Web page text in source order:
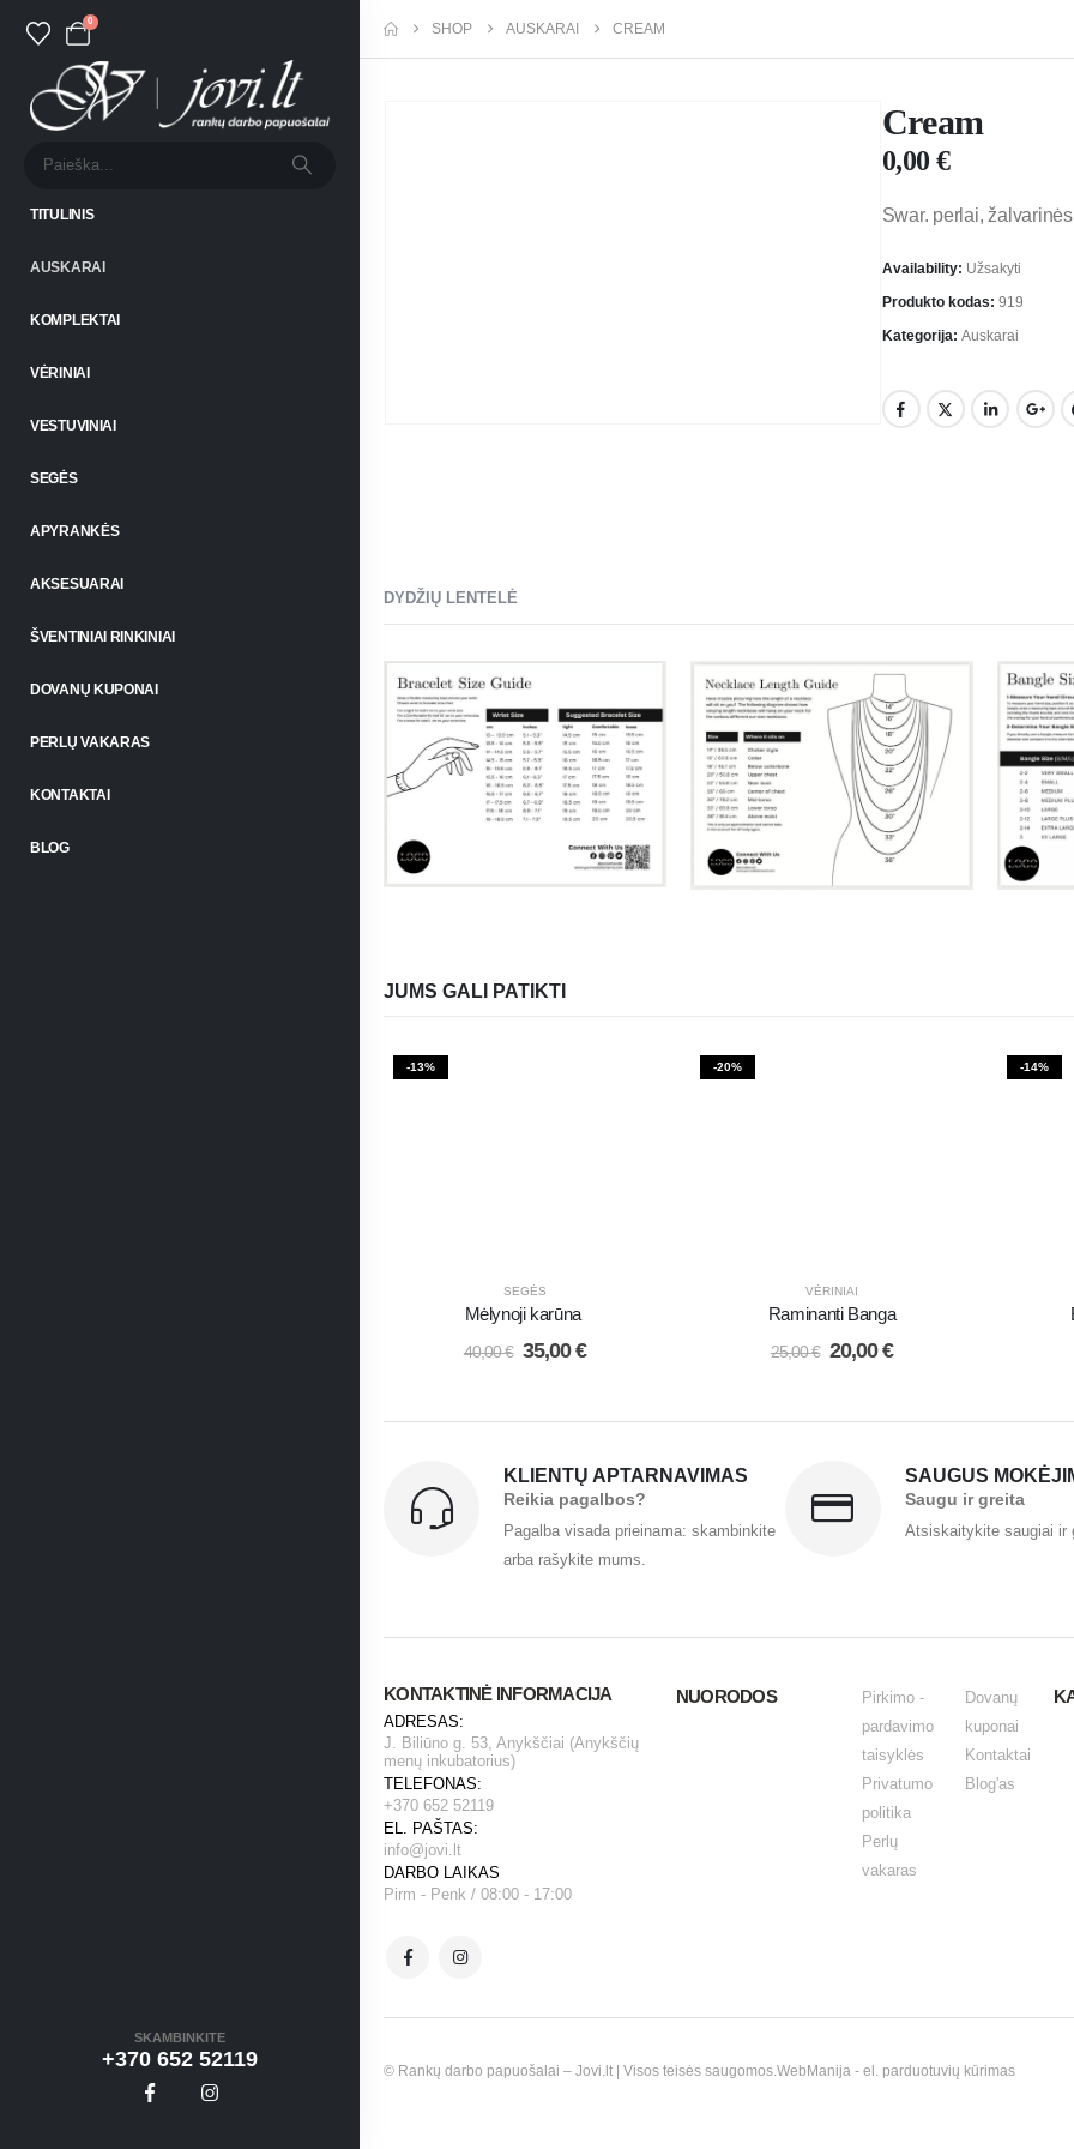
0
TITULINIS
AUSKARAI
KOMPLEKTAI
VĖRINIAI
VESTUVINIAI
SEGĖS
APYRANKĖS
AKSESUARAI
ŠVENTINIAI RINKINIAI
DOVANŲ KUPONAI
PERLŲ VAKARAS
KONTAKTAI
BLOG
SKAMBINKITE
+370 652 52119
SHOP AUSKARAI CREAM
Cream
0,00€
Swar. perlai,
Availability: Užsakyti
Produkto kodas: 919
Kategorija: Auskarai
DYDŽIŲ LENTELĖ
JUMS GALI PATIKTI
-13%
SEGĖS
Mėlynoji karūna
40,00€ 35,00€
-20%
VĖRINIAI
Raminanti Banga
25,00€ 20,00€
-14%
KLIENTŲ APTARNAVIMAS
Reikia pagalbos?
Pagalba visada prieinama: skambinkite
arba rašykite mums.
SAUGUS
Saugu ir greita
Atsiskaitykite saugiai ir
KONTAKTINĖ INFORMACIJA
ADRESAS:
J. Biliūno g. 53, Anykščiai (Anykščių
menų inkubatorius)
TELEFONAS:
+370 652 52119
EL. PAŠTAS:
info@jovi.lt
DARBO LAIKAS
Pirm - Penk / 08:00 - 17:00
NUORODOS
Pirkimo -
pardavimo
taisyklės
Privatumo
politika
Perlų
vakaras
Dovanų
kuponai
Kontaktai
Blog'as
© Rankų darbo papuošalai – Jovi.lt | Visos teisės saugomos.WebManija - el. parduotuvių kūrimas